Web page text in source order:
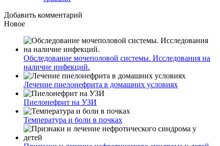
Добавить комментарий
Новое
Обследование мочеполовой системы. Исследования на
наличие инфекций.
Лечение пиелонефрита в домашних условиях
Пиелонефрит на УЗИ
Температура и боли в почках